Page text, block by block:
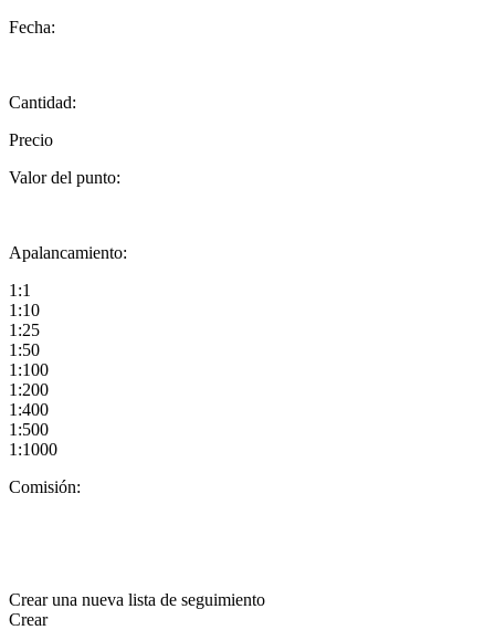
Fecha:
Cantidad:
Precio
Valor del punto:
Apalancamiento:
1:1
1:10
1:25
1:50
1:100
1:200
1:400
1:500
1:1000
Comisión:
Crear una nueva lista de seguimiento
Crear